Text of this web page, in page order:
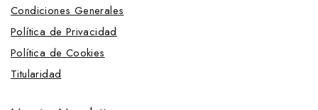
Condiciones Generales
Política de Privacidad
Política de Cookies
Titularidad